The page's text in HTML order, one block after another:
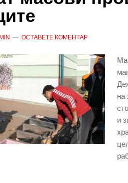
ОСТАВЕТЕ КОМЕНТАР
на
и